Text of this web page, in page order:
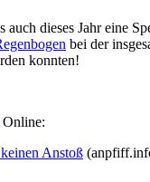
auch dieses Jahr eine
bei der
konnten!
Online:
Anstoß